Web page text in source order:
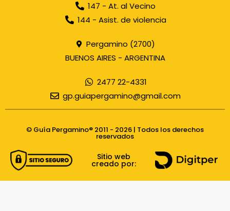
147 - At. al Vecino
144 - Asist. de violencia
Pergamino (2700)
BUENOS AIRES - ARGENTINA
2477 22-4331
gp.guiapergamino@gmail.com
© Guía Pergamino® 2011 - 2026 | Todos los derechos
reservados
Sitio web
creado por: